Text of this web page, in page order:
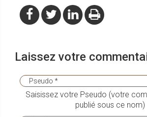
Laissez votre
Saisissez votre Pseudo (votre
publié sous ce nom)